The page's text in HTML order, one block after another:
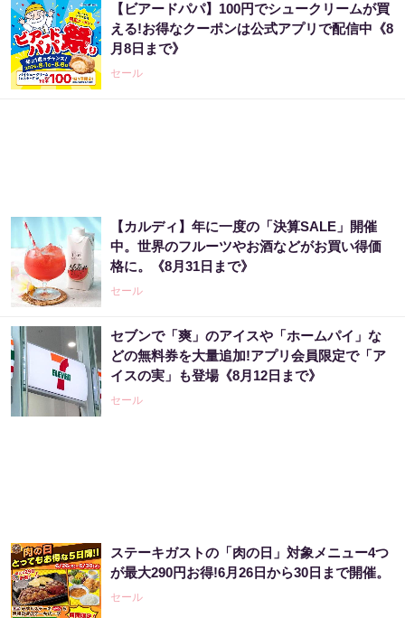
【ビアードパパ】100円でシュークリームが買
える!お得なクーポンは公式アプリで配信中《8
月8日まで》
セール
【カルディ】年に一度の「決算SALE」開催
中。世界のフルーツやお酒などがお買い得価
格に。《8月31日まで》
セール
セブンで「爽」のアイスや「ホームパイ」な
どの無料券を大量追加!アプリ会員限定で「ア
イスの実」も登場《8月12日まで》
セール
ステーキガストの「肉の日」対象メニュー4つ
が最大290円お得!6月26日から30日まで開催。
セール